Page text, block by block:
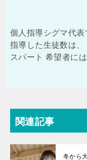
個人指導シグマ代
指導した生徒数は
スパート 希望者に
関連記事
冬から